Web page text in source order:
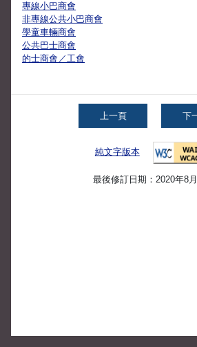
專線小巴商會
非專線公共小巴商會
學童車輛商會
公共巴士商會
的士商會／工會
上一頁 下
純文字版本
最後修訂日期：2020年8